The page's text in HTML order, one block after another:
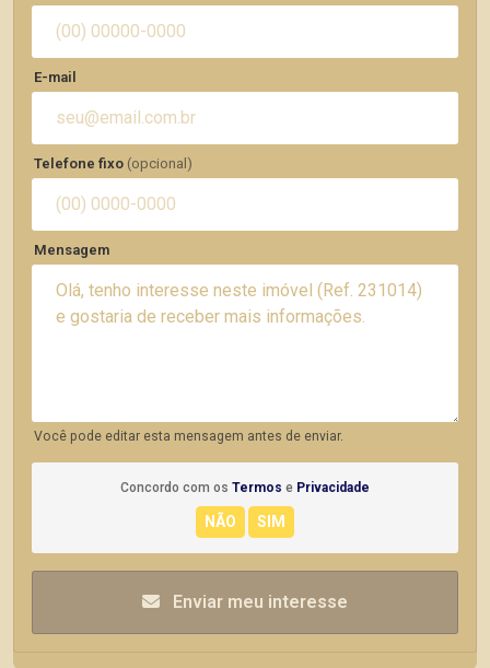
E-mail
Telefone fixo (opcional)
Mensagem
Você pode editar esta mensagem antes de enviar.
Concordo com os Termos e Privacidade
Enviar meu interesse